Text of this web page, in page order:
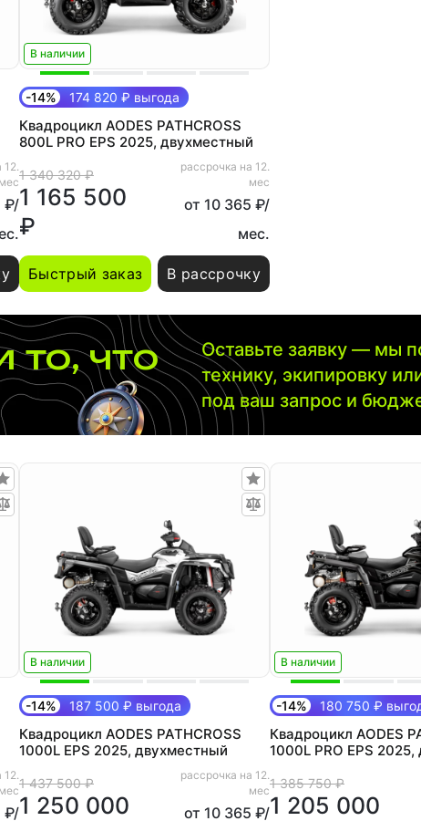
12.
мес
₽/
В наличии
-14% 174 820 ₽ выгода
Квадроцикл AODES PATHCROSS
800L PRO EPS 2025, двухместный
1 340 320 ₽
1 165 500
₽
рассрочка на 12.
мес
от 10 365 ₽/
мес.
Быстрый заказ В рассрочку
что
Оставьте заявку — мы
технику, экипировку
под ваш запрос и
12.
мес
₽/
В наличии
-14% 187 500 ₽ выгода
Квадроцикл AODES PATHCROSS
1000L EPS 2025, двухместный
1 437 500 ₽
1 250 000
рассрочка на 12.
мес
от 10 365 ₽/
В наличии
-14% 180 750 ₽
Квадроцикл AODES
1000L PRO EPS
1 385 750 ₽
1 205 000